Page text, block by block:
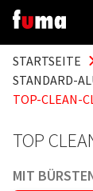
STARTSEITE
STANDARD-
TOP-CLEAN-
TOP
MIT